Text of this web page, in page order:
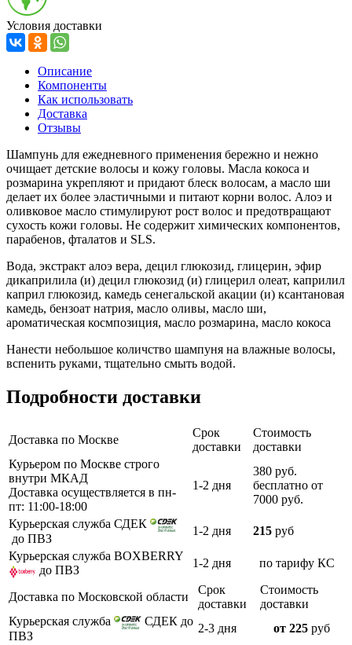
Условия доставки
Описание
Компоненты
Как использовать
Доставка
Отзывы
Шампунь для ежедневного применения бережно и нежно
очищает детские волосы и кожу головы. Масла кокоса и
розмарина укрепляют и придают блеск волосам, а масло ши
делает их более эластичными и питают корни волос. Алоэ и
оливковое масло стимулируют рост волос и предотвращают
сухость кожи головы. Не содержит химических компонентов,
парабенов, фталатов и SLS.
Вода, экстракт алоэ вера, децил глюкозид, глицерин, эфир
дикаприлила (и) децил глюкозид (и) глицерил олеат, каприлил
каприл глюкозид, камедь сенегальской акации (и) ксантановая
камедь, бензоат натрия, масло оливы, масло ши,
ароматическая космпозиция, масло розмарина, масло кокоса
Нанести небольшое количство шампуня на влажные волосы,
вспенить руками, тщательно смыть водой.
Подробности доставки
Доставка по Москве
Срок
доставки
Стоимость
доставки
Курьером по Москве строго
внутри МКАД
Доставка осуществляется в пн-
пт: 11:00-18:00
1-2 дня
380 руб.
бесплатно от
7000 руб.
Курьерская служба СДЕК
до ПВЗ
1-2 дня 215 руб
Курьерская служба BOXBERRY
до ПВЗ
1-2 дня по тарифу КС
Доставка по Московской области
Срок
доставки
Стоимость
доставки
Курьерская служба
СДЕК до
ПВЗ
2-3 дня от 225 руб